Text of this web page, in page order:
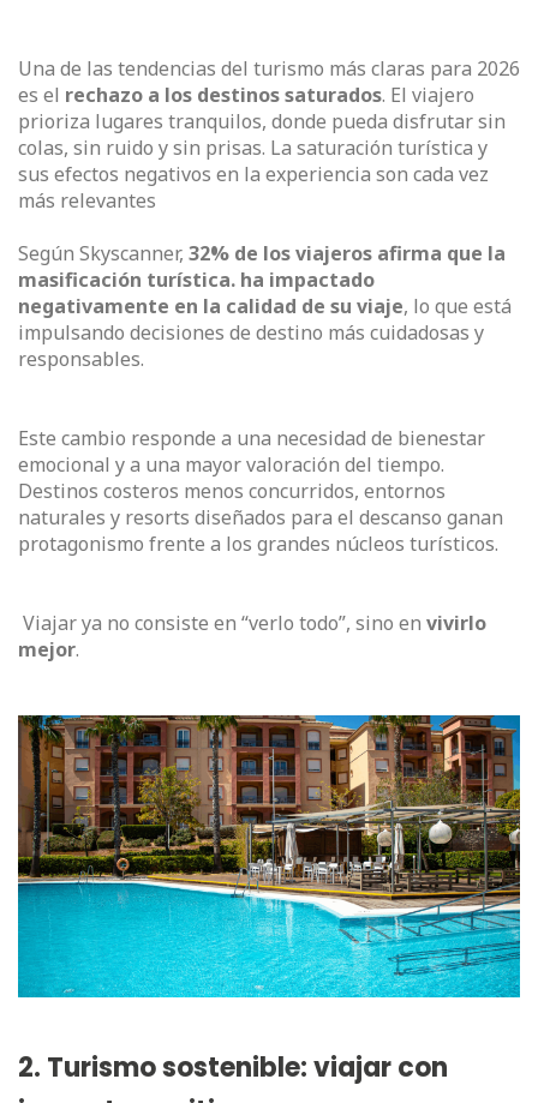
Una de las tendencias del turismo más claras para 2026
es el rechazo a los destinos saturados. El viajero
prioriza lugares tranquilos, donde pueda disfrutar sin
colas, sin ruido y sin prisas. La saturación turística y
sus efectos negativos en la experiencia son cada vez
más relevantes
Según Skyscanner, 32% de los viajeros afirma que la
masificación turística. ha impactado
negativamente en la calidad de su viaje, lo que está
impulsando decisiones de destino más cuidadosas y
responsables.
Este cambio responde a una necesidad de bienestar
emocional y a una mayor valoración del tiempo.
Destinos costeros menos concurridos, entornos
naturales y resorts diseñados para el descanso ganan
protagonismo frente a los grandes núcleos turísticos.
Viajar ya no consiste en “verlo todo”, sino en vivirlo
mejor.
2. Turismo sostenible: viajar con